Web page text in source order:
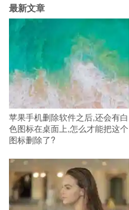
最新文章
苹果手机删除软件之后,还会有白
色图标在桌面上,怎么才能把这个
图标删除了?